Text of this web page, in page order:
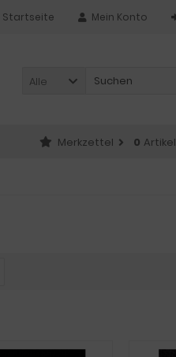
Mein Konto
Startseite
Alle
Merkzettel 0 Artikel